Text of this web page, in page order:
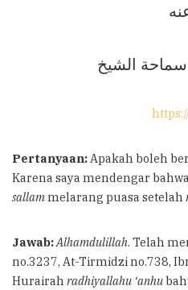
سماحة الشيخ
Pertanyaan:Apakah boleh
Karena saya mendengar
sallammelarang puasa setelah
Jawab:Alhamdulillah. Telah
no.3237, At-Tirmidzi no.738,
Hurairah radhiyallahu ‘anhu